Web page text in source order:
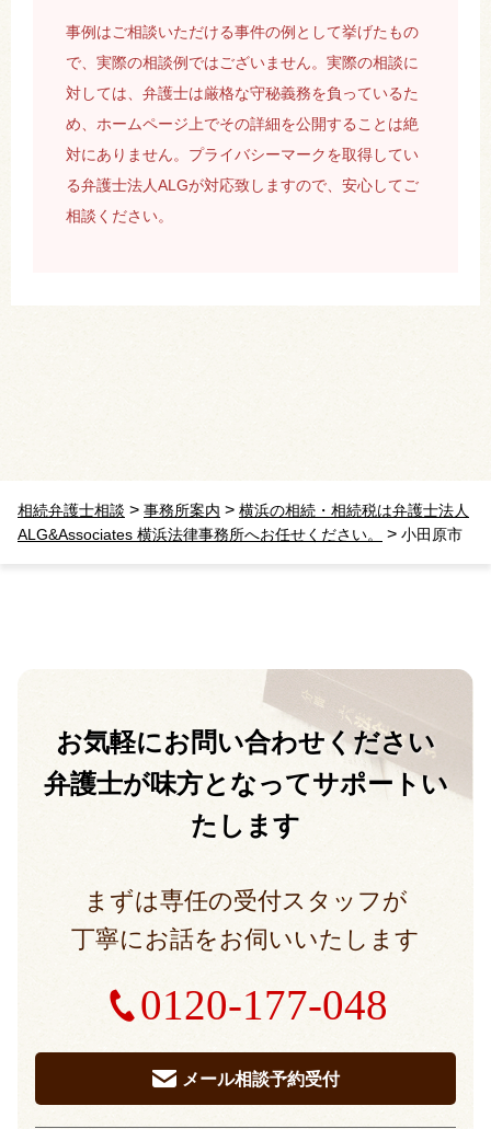
事例はご相談いただける事件の例として挙げたもの
で、実際の相談例ではございません。実際の相談に
対しては、弁護士は厳格な守秘義務を負っているた
め、ホームページ上でその詳細を公開することは絶
対にありません。プライバシーマークを取得してい
る弁護士法人ALGが対応致しますので、安心してご
相談ください。
相続弁護士相談 > 事務所案内 > 横浜の相続・相続税は弁護士法人
ALG&Associates 横浜法律事務所へお任せください。
> 小田原市
お気軽にお問い合わせください
弁護士が味方となってサポートい
たします
まずは専任の受付スタッフが
丁寧にお話をお伺いいたします
0120-177-048
メール相談予約受付